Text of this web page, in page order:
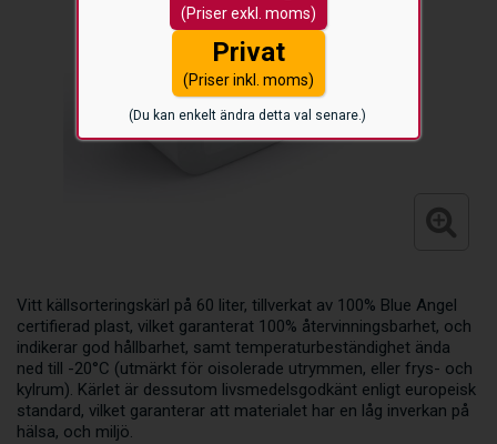
(Priser exkl. moms)
Privat
(Priser inkl. moms)
(Du kan enkelt ändra detta val senare.)
Vitt källsorteringskärl på 60 liter, tillverkat av 100% Blue Angel
certifierad plast, vilket garanterat 100% återvinningsbarhet, och
indikerar god hållbarhet, samt temperaturbeständighet ända
ned till -20°C (utmärkt för oisolerade utrymmen, eller frys- och
kylrum). Kärlet är dessutom livsmedelsgodkänt enligt europeisk
standard, vilket garanterar att materialet har en låg inverkan på
hälsa, och miljö.